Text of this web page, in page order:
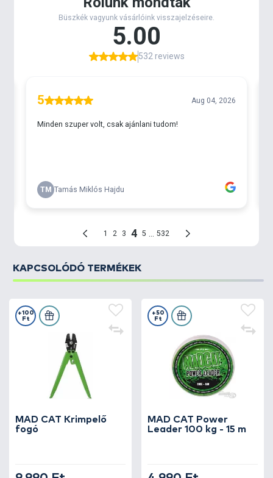
KAPCSOLÓDÓ TERMÉKEK
MAD CAT Krimpelő
fogó
+100
Ft
MAD CAT Power
Leader 100 kg - 15 m
+50
Ft